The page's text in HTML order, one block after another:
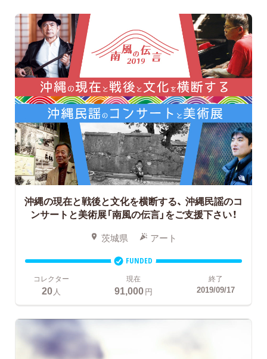
沖縄の現在と戦後と文化を横断する、 沖縄民謡のコ
ンサートと美術展「南風の伝言」をご支援下さい！
茨城県 アート
FUNDED
コレクター
20 人
現在
91,000円
終了
2019/09/17